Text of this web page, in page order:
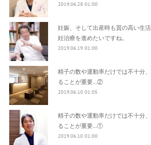
2019.06.28 01:00
妊娠、そして出産時も質の高い生
妊治療を進めたいですね。
2019.06.19 01:00
精子の数や運動率だけでは不十分
ることが重要...②
2019.06.10 01:05
精子の数や運動率だけでは不十分
ることが重要...①
2019.06.10 01:00